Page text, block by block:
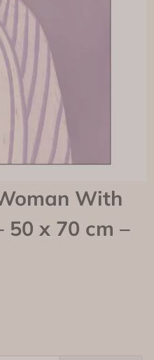
With
x 70 cm –